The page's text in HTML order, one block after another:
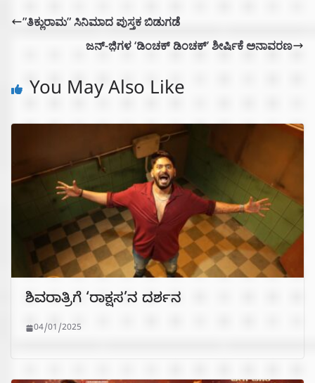
”ತಿಕ್ಲುರಾಮ” ಸಿನಿಮಾದ ಪುಸ್ತಕ ಬಿಡುಗಡೆ
ಜನ್-ಜ಼ಿಗಳ ‘ಡಿಂಚಕ್ ಡಿಂಚಕ್’ ಶೀರ್ಷಿಕೆ ಅನಾವರಣ
You May Also Like
ಶಿವರಾತ್ರಿಗೆ ‘ರಾಕ್ಷಸ’ನ ದರ್ಶನ
04/01/2025